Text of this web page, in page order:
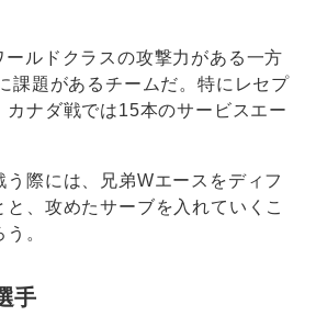
ルドクラスの攻撃力がある一方
課題があるチームだ。特にレセプ
カナダ戦では15本のサービスエー
際には、兄弟Wエースをディフ
と、攻めたサーブを入れていくこ
。
手